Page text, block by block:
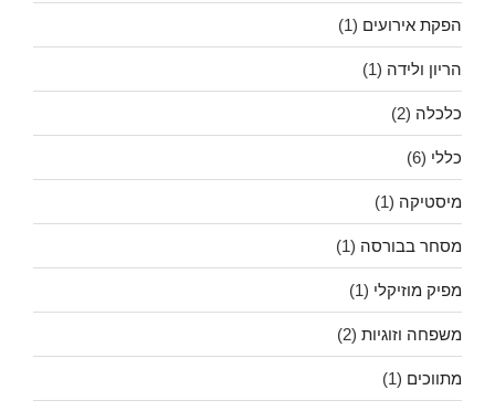
הפקת אירועים (1)
הריון ולידה (1)
כלכלה (2)
כללי (6)
מיסטיקה (1)
מסחר בבורסה (1)
מפיק מוזיקלי (1)
משפחה וזוגיות (2)
מתווכים (1)